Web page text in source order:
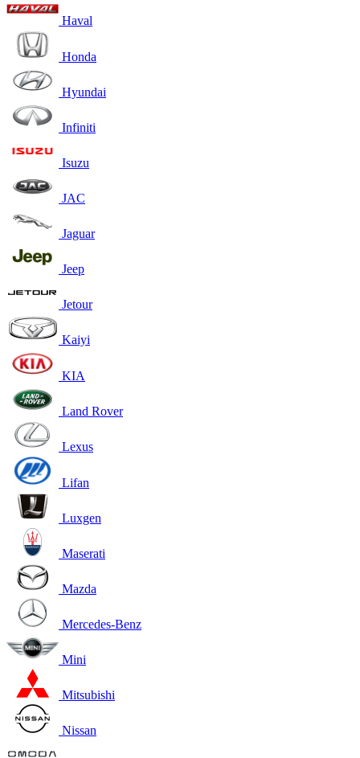
Haval
Honda
Hyundai
Infiniti
Isuzu
JAC
Jaguar
Jeep
Jetour
Kaiyi
KIA
Land Rover
Lexus
Lifan
Luxgen
Maserati
Mazda
Mercedes-Benz
Mini
Mitsubishi
Nissan